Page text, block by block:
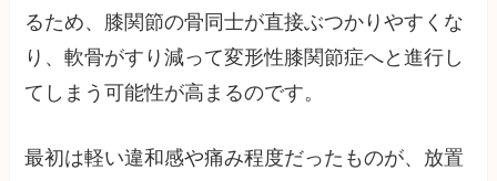
るため、膝関節の骨同士が直接ぶつかりやすくな
り、軟骨がすり減って変形性膝関節症へと進行し
てしまう可能性が高まるのです。
最初は軽い違和感や痛み程度だったものが、放置